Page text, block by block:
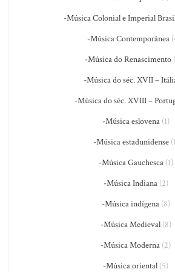
-Música Colonial e Imperial
-Música Contemporânea
-Música do Renascimento
-Música do séc. XVII –
-Música do séc. XVIII –
-Música eslovena(1)
-Música estadunidense
-Música Gauchesca(1)
-Música Indiana(2)
-Música indígena(8)
-Música Medieval(8)
-Música Moderna (2)
-Música oriental (5)